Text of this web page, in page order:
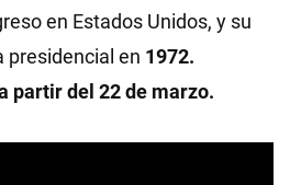
en Estados Unidos, y su
presidencial en 1972.
partir del 22 de marzo.